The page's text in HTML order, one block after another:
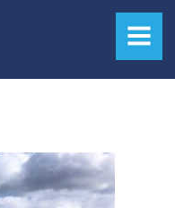
MENU